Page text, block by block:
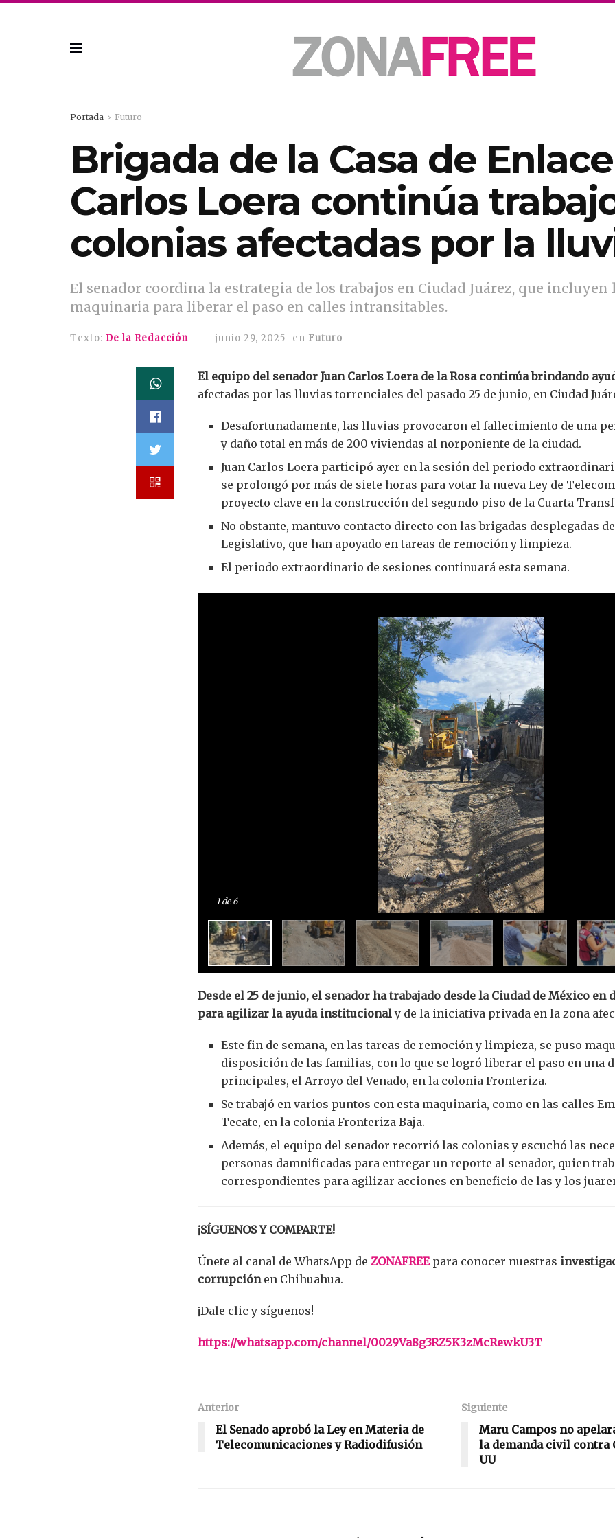
Portada Futuro
Brigada de la Casa de
Carlos Loera continúa
colonias afectadas por la
El senador coordina la estrategia de los trabajos en Ciudad Juárez, que
maquinaria para liberar el paso en calles intransitables.
Texto: De la Redacción junio 29, 2025 en Futuro
El equipo del senador Juan Carlos Loera de la Rosa continúa brindando
afectadas por las lluvias torrenciales del pasado 25 de junio, en Ciudad
Desafortunadamente, las lluvias provocaron el fallecimiento de una
y daño total en más de 200 viviendas al norponiente de la ciudad.
Juan Carlos Loera participó ayer en la sesión del periodo
se prolongó por más de siete horas para votar la nueva Ley de
proyecto clave en la construcción del segundo piso de la Cuarta
No obstante, mantuvo contacto directo con las brigadas desplegadas de
Legislativo, que han apoyado en tareas de remoción y limpieza.
El periodo extraordinario de sesiones continuará esta semana.
1de 6
Desde el 25 de junio, el senador ha trabajado desde la Ciudad de México
para agilizar la ayuda institucionaly de la iniciativa privada en la zona
Este fin de semana, en las tareas de remoción y limpieza, se puso
disposición de las familias, con lo que se logró liberar el paso en una
principales, el Arroyo del Venado, en la colonia Fronteriza.
Se trabajó en varios puntos con esta maquinaria, como en las calles
Tecate, en la colonia Fronteriza Baja.
Además, el equipo del senador recorrió las colonias y escuchó las
personas damnificadas para entregar un reporte al senador, quien
correspondientes para agilizar acciones en beneficio de las y los
¡SÍGUENOS Y COMPARTE!
Únete al canal de WhatsApp de ZONAFREEpara conocer nuestras
corrupciónen Chihuahua.
¡Dale clic y síguenos!
https://whatsapp.com/channel/0029Va8g3RZ5K3zMcRewkU3T
Anterior
El Senado aprobó la Ley en Materia de
Telecomunicaciones y Radiodifusión
Siguiente
Maru Campos no
la demanda civil contra
UU